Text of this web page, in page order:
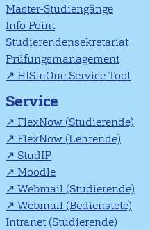
Master-Studiengänge
Info Point
Studierendensekretariat
Prüfungsmanagement
HISinOne Service Tool
Service
FlexNow (Studierende)
FlexNow (Lehrende)
StudIP
Moodle
Webmail (Studierende)
Webmail (Bedienstete)
Intranet (Studierende)